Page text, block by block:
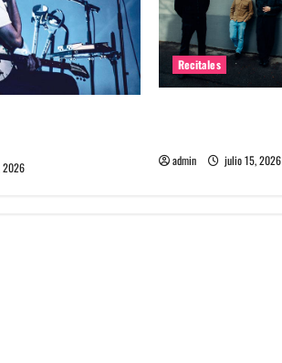
2026
Recitales
admin julio 15, 2026